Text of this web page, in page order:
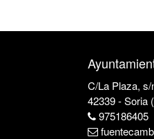
C/La Plaza, s/
42339 - Soria
975186405